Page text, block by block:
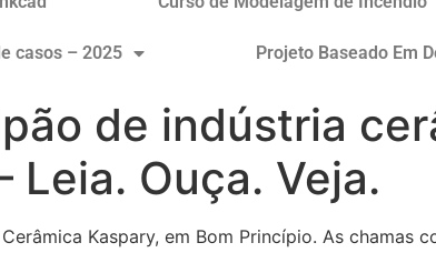
casos – 2025 Projeto Baseado Em
de indústria
Leia. Ouça. Veja.
Kaspary, em Bom Princípio. As chamas